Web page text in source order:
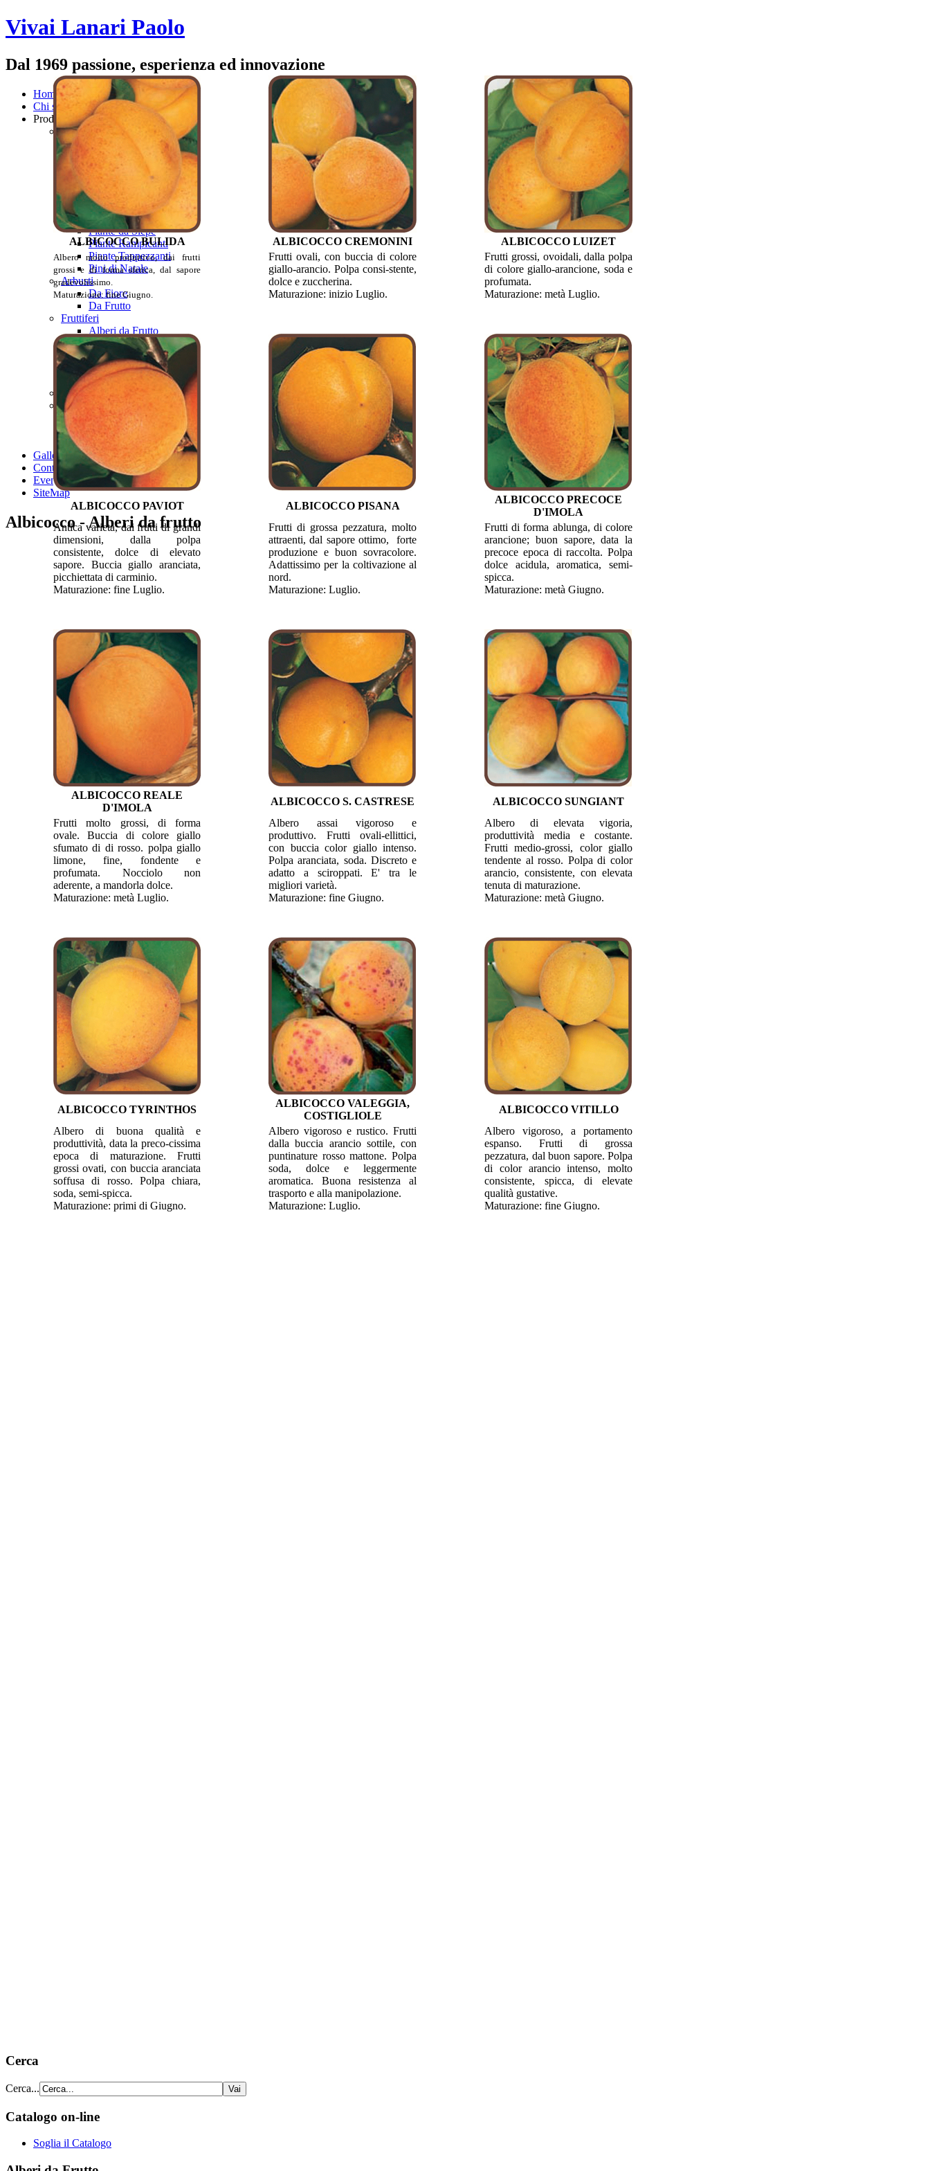
Vivai Lanari Paolo
Dal 1969 passione, esperienza ed innovazione
Home
Chi siamo
Produzione
Alberi da Giardino
Aceri
Alberi Ornamentali
Arbusti Ornamentali
Conifere
Cornus
Piante Acidofile
Piante Aromatiche
Piante da Siepe
Piante Rampicanti
Piante Tappezzanti
Pini di Natale
Arbusti
Da Fiore
Da Frutto
Fruttiferi
Alberi da Frutto
Frutti Diversi
Piante da Frutto Nane
Varietà Preziose/Antiche
Viti da Tavola
Fruttiferi Salutistici
Rosai
A Cespuglio
Ad Alberello
Rampicanti
Gallery
Contatti
Eventi
SiteMap
Albicocco - Alberi da frutto
ALBICOCCO BULIDA ALBICOCCO CREMONINI ALBICOCCO LUIZET
Albero molto produttivo, dai frutti
grossi e di forma sferica, dal sapore
gradevolissimo.
Maturazione: fine Giugno.
Frutti ovali, con buccia di colore
giallo-arancio. Polpa consi-stente,
dolce e zuccherina.
Maturazione: inizio Luglio.
Frutti grossi, ovoidali, dalla polpa
di colore giallo-arancione, soda e
profumata.
Maturazione: metà Luglio.
ALBICOCCO PAVIOT ALBICOCCO PISANA
ALBICOCCO PRECOCE
D'IMOLA
Antica varietà, dai frutti di grandi
dimensioni, dalla polpa
consistente, dolce di elevato
sapore. Buccia giallo aranciata,
picchiettata di carminio.
Maturazione: fine Luglio.
Frutti di grossa pezzatura, molto
attraenti, dal sapore ottimo, forte
produzione e buon sovracolore.
Adattissimo per la coltivazione al
nord.
Maturazione: Luglio.
Frutti di forma ablunga, di colore
arancione; buon sapore, data la
precoce epoca di raccolta. Polpa
dolce acidula, aromatica, semi-
spicca.
Maturazione: metà Giugno.
ALBICOCCO REALE
D'IMOLA
ALBICOCCO S. CASTRESE
ALBICOCCO SUNGIANT
Frutti molto grossi, di forma
ovale. Buccia di colore giallo
sfumato di di rosso. polpa giallo
limone, fine, fondente e
profumata. Nocciolo non
aderente, a mandorla dolce.
Maturazione: metà Luglio.
Albero assai vigoroso e
produttivo. Frutti ovali-ellittici,
con buccia color giallo intenso.
Polpa aranciata, soda. Discreto e
adatto a sciroppati. E' tra le
migliori varietà.
Maturazione: fine Giugno.
Albero di elevata vigoria,
produttività media e costante.
Frutti medio-grossi, color giallo
tendente al rosso. Polpa di color
arancio, consistente, con elevata
tenuta di maturazione.
Maturazione: metà Giugno.
ALBICOCCO TYRINTHOS
ALBICOCCO VALEGGIA,
COSTIGLIOLE
ALBICOCCO VITILLO
Albero di buona qualità e
produttività, data la preco-cissima
epoca di maturazione. Frutti
grossi ovati, con buccia aranciata
soffusa di rosso. Polpa chiara,
soda, semi-spicca.
Maturazione: primi di Giugno.
Albero vigoroso e rustico. Frutti
dalla buccia arancio sottile, con
puntinature rosso mattone. Polpa
soda, dolce e leggermente
aromatica. Buona resistenza al
trasporto e alla manipolazione.
Maturazione: Luglio.
Albero vigoroso, a portamento
espanso. Frutti di grossa
pezzatura, dal buon sapore. Polpa
di color arancio intenso, molto
consistente, spicca, di elevate
qualità gustative.
Maturazione: fine Giugno.
Cerca
Cerca...
Catalogo on-line
Soglia il Catalogo